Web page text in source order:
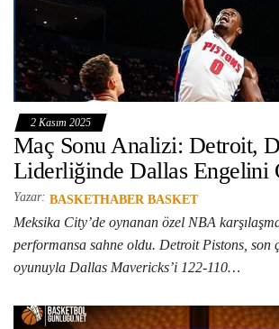
2 Kasım 2025
Maç Sonu Analizi: Detroit,
Liderliğinde Dallas Engelini
Yazar: BASKETHABER BASKET
Meksika City’de oynanan özel NBA
performansa sahne oldu. Detroit Pistons, son
oyunuyla Dallas Mavericks’i 122-110…